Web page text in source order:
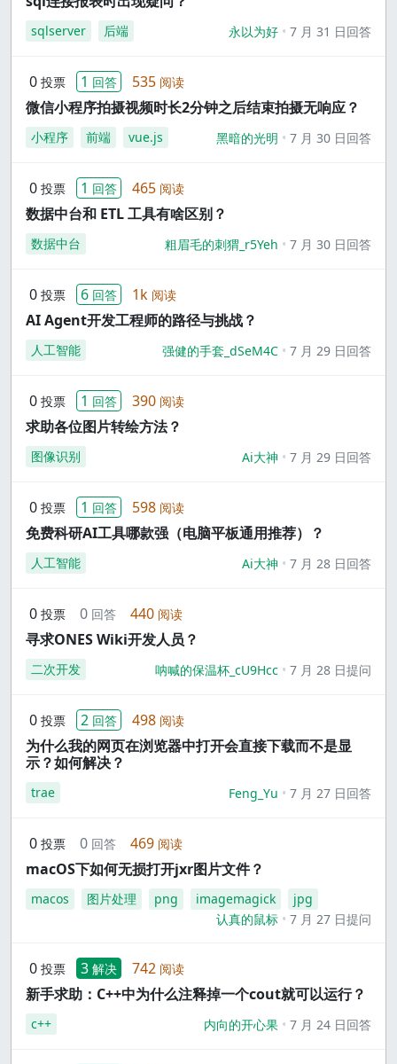
sqlserver 后端 永以为好 7 月 31 日回答
0 投票 1 回答 535 阅读
微信小程序拍摄视频时长2分钟之后结束拍摄无响应？
小程序 前端 vue.js 黑暗的光明 7 月 30 日回答
0 投票 1 回答 465 阅读
数据中台和 ETL 工具有啥区别？
数据中台 粗眉毛的刺猬_r5Yeh 7 月 30 日回答
0 投票 6 回答 1k 阅读
AI Agent开发工程师的路径与挑战？
人工智能 强健的手套_dSeM4C 7 月 29 日回答
0 投票 1 回答 390 阅读
求助各位图片转绘方法？
图像识别 Ai大神 7 月 29 日回答
0 投票 1 回答 598 阅读
免费科研AI工具哪款强（电脑平板通用推荐）？
人工智能 Ai大神 7 月 28 日回答
0 投票 0 回答 440 阅读
寻求ONES Wiki开发人员？
二次开发 呐喊的保温杯_cU9Hcc 7 月 28 日提问
0 投票 2 回答 498 阅读
为什么我的网页在浏览器中打开会直接下载而不是显
示？如何解决？
trae Feng_Yu 7 月 27 日回答
0 投票 0 回答 469 阅读
macOS下如何无损打开jxr图片文件？
macos 图片处理 png imagemagick
jpg
认真的鼠标
7 月 27 日提问
0 投票 3 解决 742 阅读
新手求助：C++中为什么注释掉一个cout就可以运行？
c++ 内向的开心果 7 月 24 日回答